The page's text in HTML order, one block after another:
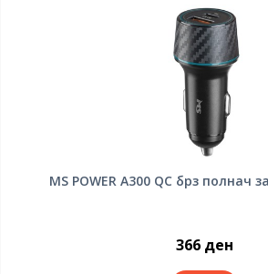
MS POWER A300 QC брз полнач
366 ден